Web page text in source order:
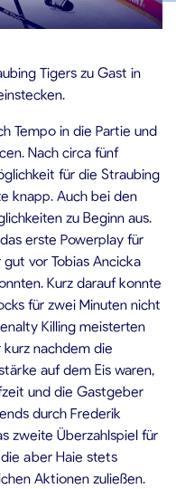
Tigers zu Gast in
Tempo in die Partie und
Nach circa fünf
für die Straubing
knapp. Auch bei den
zu Beginn aus.
erste Powerplay für
vor Tobias Ancicka
Kurz darauf konnte
für zwei Minuten nicht
Killing meisterten
nachdem die
auf dem Eis waren,
und die Gastgeber
durch Frederik
zweite Überzahlspiel für
aber Haie stets
Aktionen zuließen.